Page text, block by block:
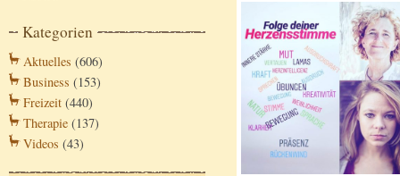
Kategorien
Aktuelles (606)
Business (153)
Freizeit (440)
Therapie (137)
Videos (43)